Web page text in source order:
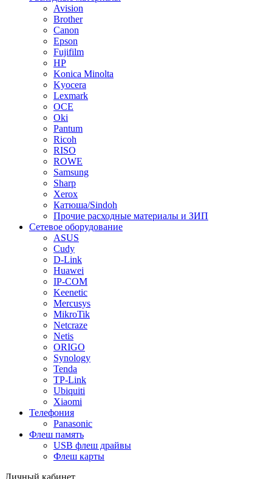
Avision
Brother
Canon
Epson
Fujifilm
HP
Konica Minolta
Kyocera
Lexmark
OCE
Oki
Pantum
Ricoh
RISO
ROWE
Samsung
Sharp
Xerox
Катюша/Sindoh
Прочие расходные материалы и ЗИП
Сетевое оборудование
ASUS
Cudy
D-Link
Huawei
IP-COM
Keenetic
Mercusys
MikroTik
Netcraze
Netis
ORIGO
Synology
Tenda
TP-Link
Ubiquiti
Xiaomi
Телефония
Panasonic
Флеш память
USB флеш драйвы
Флеш карты
Личный кабинет